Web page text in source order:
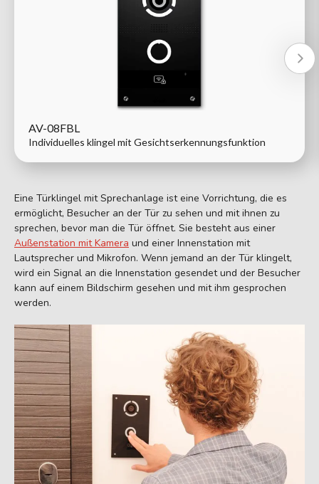
AV-08FBL
Individuelles klingel mit Gesichtserkennungsfunktion
Eine Türklingel mit Sprechanlage ist eine Vorrichtung, die es
ermöglicht, Besucher an der Tür zu sehen und mit ihnen zu
sprechen, bevor man die Tür öffnet. Sie besteht aus einer
Außenstation mit Kamera und einer Innenstation mit
Lautsprecher und Mikrofon. Wenn jemand an der Tür klingelt,
wird ein Signal an die Innenstation gesendet und der Besucher
kann auf einem Bildschirm gesehen und mit ihm gesprochen
werden.